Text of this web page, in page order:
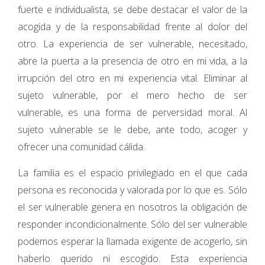
fuerte e individualista, se debe destacar el valor de la
acogida y de la responsabilidad frente al dolor del
otro. La experiencia de ser vulnerable, necesitado,
abre la puerta a la presencia de otro en mi vida, a la
irrupción del otro en mi experiencia vital. Eliminar al
sujeto vulnerable, por el mero hecho de ser
vulnerable, es una forma de perversidad moral. Al
sujeto vulnerable se le debe, ante todo, acoger y
ofrecer una comunidad cálida.
La familia es el espacio privilegiado en el que cada
persona es reconocida y valorada por lo que es. Sólo
el ser vulnerable genera en nosotros la obligación de
responder incondicionalmente. Sólo del ser vulnerable
podemos esperar la llamada exigente de acogerlo, sin
haberlo querido ni escogido. Esta experiencia